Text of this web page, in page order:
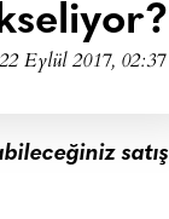
Eylül 2017, 02:37
satış